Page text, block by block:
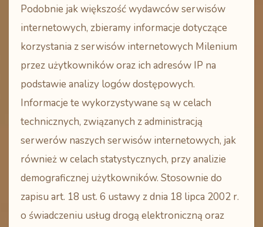
Podobnie jak większość wydawców serwisów
internetowych, zbieramy informacje dotyczące
korzystania z serwisów internetowych Milenium
przez użytkowników oraz ich adresów IP na
podstawie analizy logów dostępowych.
Informacje te wykorzystywane są w celach
technicznych, związanych z administracją
serwerów naszych serwisów internetowych, jak
również w celach statystycznych, przy analizie
demograficznej użytkowników. Stosownie do
zapisu art. 18 ust. 6 ustawy z dnia 18 lipca 2002 r.
o świadczeniu usług drogą elektroniczną oraz